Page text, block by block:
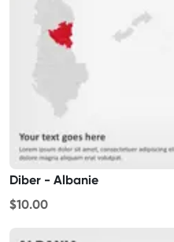
Diber - Albanie
$10.00